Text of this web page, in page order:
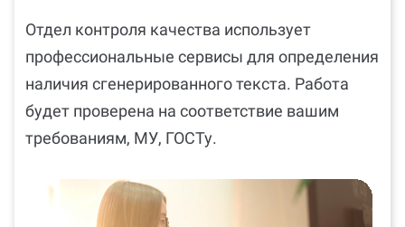
Отдел контроля качества использует
профессиональные сервисы для определения
наличия сгенерированного текста. Работа
будет проверена на соответствие вашим
требованиям, МУ, ГОСТу.